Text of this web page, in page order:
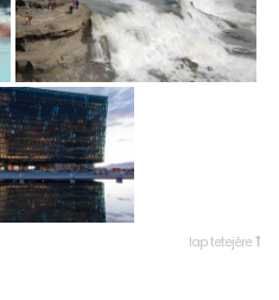
lap tetejére